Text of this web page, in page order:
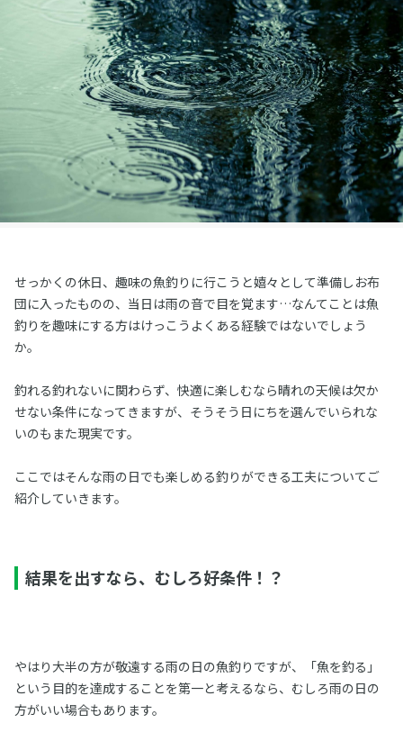
せっかくの休日、趣味の魚釣りに行こうと嬉々として準備しお布
団に入ったものの、当日は雨の音で目を覚ます…なんてことは魚
釣りを趣味にする方はけっこうよくある経験ではないでしょう
か。
釣れる釣れないに関わらず、快適に楽しむなら晴れの天候は欠か
せない条件になってきますが、そうそう日にちを選んでいられな
いのもまた現実です。
ここではそんな雨の日でも楽しめる釣りができる工夫についてご
紹介していきます。
結果を出すなら、むしろ好条件！？
やはり大半の方が敬遠する雨の日の魚釣りですが、「魚を釣る」
という目的を達成することを第一と考えるなら、むしろ雨の日の
方がいい場合もあります。